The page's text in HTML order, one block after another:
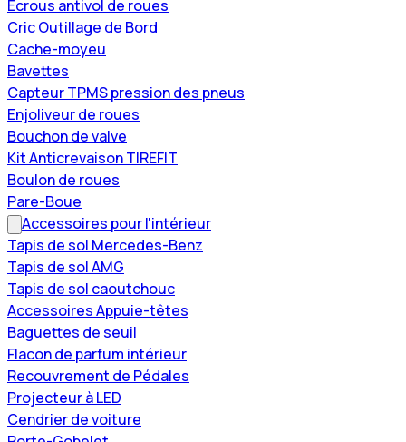
Écrous antivol de roues
Cric Outillage de Bord
Cache-moyeu
Bavettes
Capteur TPMS pression des pneus
Enjoliveur de roues
Bouchon de valve
Kit Anticrevaison TIREFIT
Boulon de roues
Pare-Boue
Accessoires pour l'intérieur
Tapis de sol Mercedes-Benz
Tapis de sol AMG
Tapis de sol caoutchouc
Accessoires Appuie-têtes
Baguettes de seuil
Flacon de parfum intérieur
Recouvrement de Pédales
Projecteur à LED
Cendrier de voiture